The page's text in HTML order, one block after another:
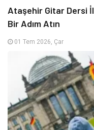
Ataşehir Gitar Dersi
Bir Adım Atın
01 Tem 2026, Çar